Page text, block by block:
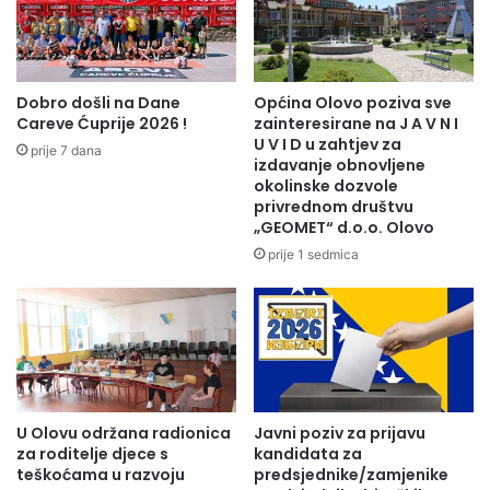
se tom zlu stane na put.
Na naše pitanje koliko Kanton u trenutnoj situaciji ima
snage pomoći Olovu u konkretnim projektima premijer
Ganić je kazao da ZDK, pored problema koji će
Dobro došli na Dane
Careve Ćuprije 2026 !
prije 7 dana
Općina Olovo poziva sve
zainteresirane na J A V N I
U V I D u zahtjev za
izdavanje obnovljene
okolinske dozvole
privrednom društvu
„GEOMET“ d.o.o. Olovo
prije 1 sedmica
U Olovu održana radionica
za roditelje djece s
teškoćama u razvoju
Javni poziv za prijavu
kandidata za
predsjednike/zamjenike